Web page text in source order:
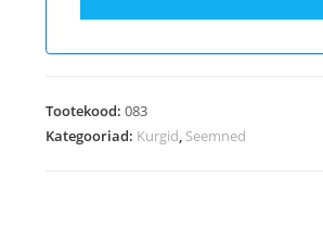
Tootekood: 083
Kategooriad: Kurgid, Seemned